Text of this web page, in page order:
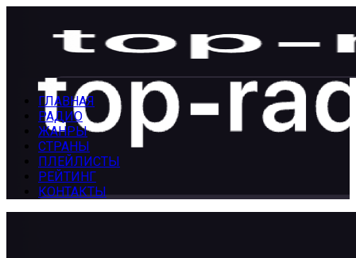
содержанию
Блог Топ-Радио
ГЛАВНАЯ
РАДИО
ЖАНРЫ
СТРАНЫ
ПЛЕЙЛИСТЫ
РЕЙТИНГ
КОНТАКТЫ